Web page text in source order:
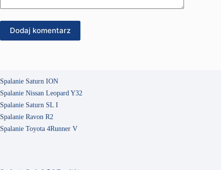
Dodaj komentarz
Spalanie Saturn ION
Spalanie Nissan Leopard Y32
Spalanie Saturn SL I
Spalanie Ravon R2
Spalanie Toyota 4Runner V